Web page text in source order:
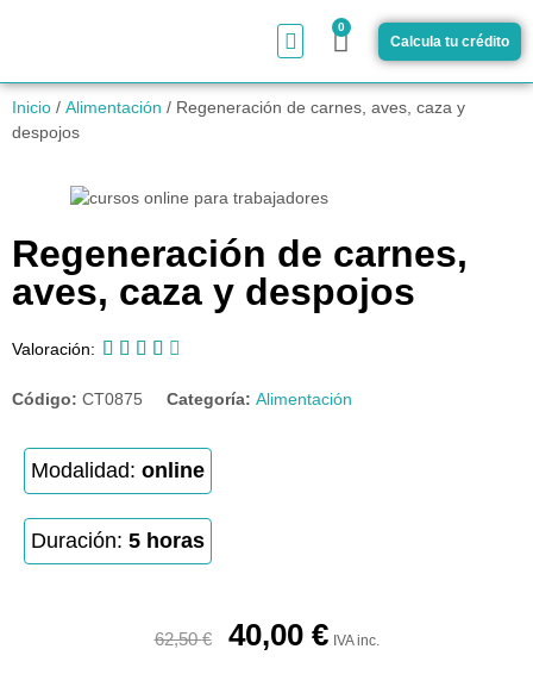
0
Calcula tu crédito
Inicio / Alimentación / Regeneración de carnes, aves, caza y
despojos
Regeneración de carnes,
aves, caza y despojos
Valoración:     
Código: CT0875 Categoría: Alimentación
Modalidad: online
Duración: 5 horas
62,50€ 40,00 € IVA inc.